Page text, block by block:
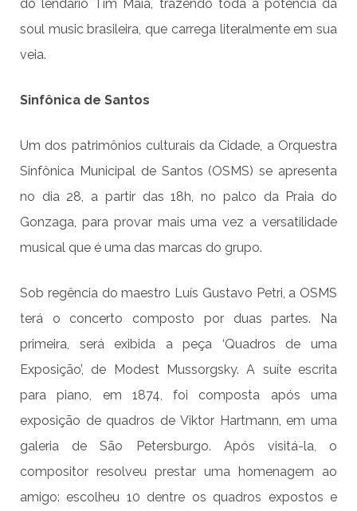
do lendário Tim Maia, trazendo toda a potência da
soul music brasileira, que carrega literalmente em sua
veia.
Sinfônica de Santos
Um dos patrimônios culturais da Cidade, a Orquestra
Sinfônica Municipal de Santos (OSMS) se apresenta
no dia 28, a partir das 18h, no palco da Praia do
Gonzaga, para provar mais uma vez a versatilidade
musical que é uma das marcas do grupo.
Sob regência do maestro Luís Gustavo Petri, a OSMS
terá o concerto composto por duas partes. Na
primeira, será exibida a peça ‘Quadros de uma
Exposição’, de Modest Mussorgsky. A suíte escrita
para piano, em 1874, foi composta após uma
exposição de quadros de Viktor Hartmann, em uma
galeria de São Petersburgo. Após visitá-la, o
compositor resolveu prestar uma homenagem ao
amigo: escolheu 10 dentre os quadros expostos e